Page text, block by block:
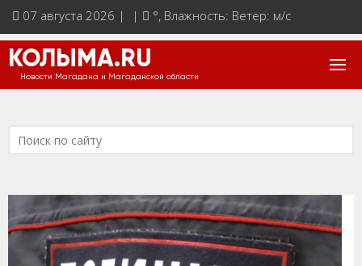
07 августа 2026 | | °, Влажность: Ветер: м/с
КОЛЫМА.RU
Новости Магадана и Магаданской области